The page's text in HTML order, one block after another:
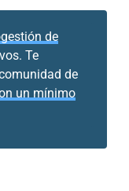
de
Te
de
un mínimo